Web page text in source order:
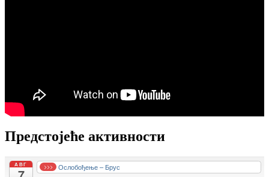
Предстојеће активности
АВГ >>> Ослобођење – Брус